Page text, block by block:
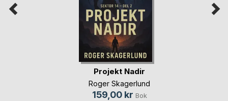
Projekt Nadir
Roger Skagerlund
159,00 kr Bok